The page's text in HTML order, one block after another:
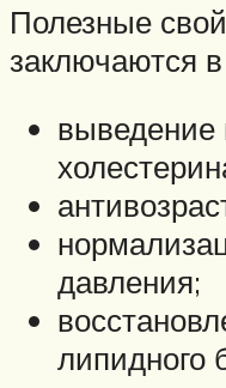
Полезные
заключаются
выведение
давления;
липидного